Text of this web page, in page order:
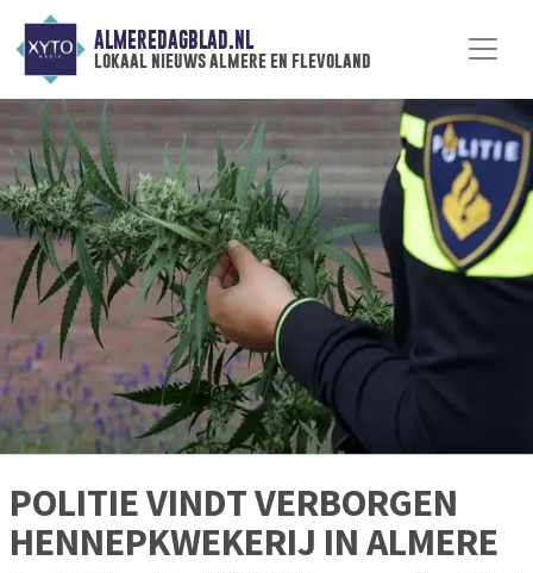
ALMEREDAGBLAD.NL
lokaal nieuws almere en flevoland
POLITIE VINDT VERBORGEN
HENNEPKWEKERIJ IN ALMERE